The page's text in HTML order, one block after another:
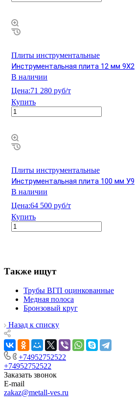
Плиты инструментальные
Инструментальная плита 12 мм 9Х2
В наличии
Цена:71 280 руб/т
Купить
Плиты инструментальные
Инструментальная плита 100 мм У9
В наличии
Цена:64 500 руб/т
Купить
Также ищут
Трубы ВГП оцинкованные
Медная полоса
Бронзовый круг
Назад к списку
+74952752522
+74952752522
Заказать звонок
E-mail
zakaz@metall-ves.ru